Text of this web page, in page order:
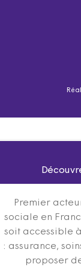
Premier
sociale en
soit accessible
: assurance,
proposer